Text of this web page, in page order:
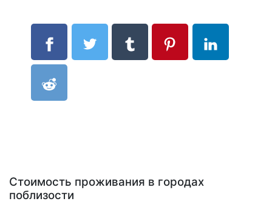
Стоимость проживания в городах
поблизости